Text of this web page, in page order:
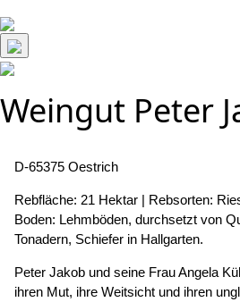
Weingut Peter
D-65375 Oestrich
Rebfläche: 21 Hektar | Rebsorten:
Boden: Lehmböden, durchsetzt von
Tonadern, Schiefer in Hallgarten.
Peter Jakob und seine Frau Angela
ihren Mut, ihre Weitsicht und ihren
Beitragsnavigation